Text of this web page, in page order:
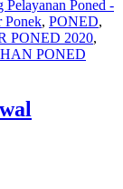
Pelayanan Poned -
Ponek, PONED,
PONED 2020,
PONED